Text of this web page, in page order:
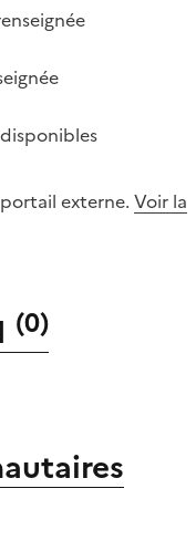
externe. Voir la
(0)